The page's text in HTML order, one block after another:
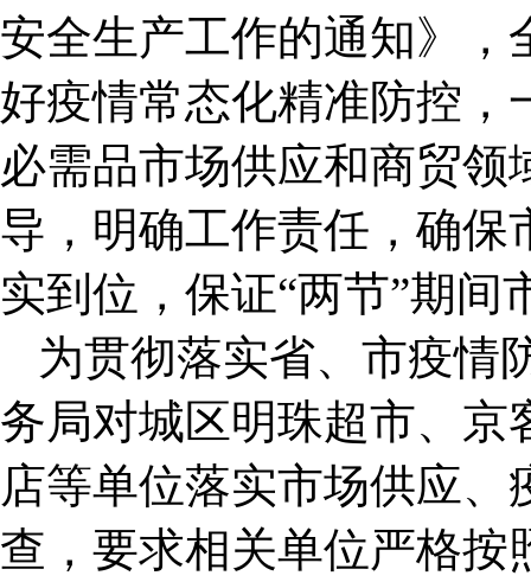
安全生产工作的通知》，
好疫情常态化精准防控，
必需品市场供应和商贸
导，明确工作责任，确保
实到位，保证“两节”期
为贯彻落实省、市疫情
务局对城区明珠超市、京
店等单位落实市场供应
查，要求相关单位严格按